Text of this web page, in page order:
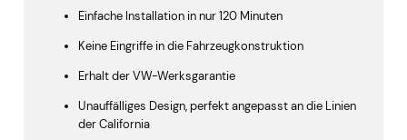
Einfache Installation in nur 120 Minuten
Keine Eingriffe in die Fahrzeugkonstruktion
Erhalt der VW-Werksgarantie
Unauffälliges Design, perfekt angepasst an die Linien
der California